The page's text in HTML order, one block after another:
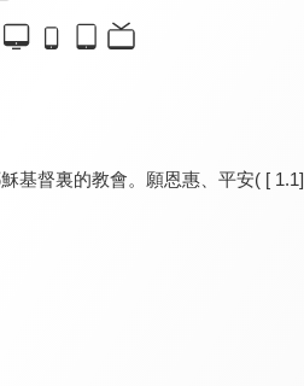
基督裏的教會。願恩惠、平安( [